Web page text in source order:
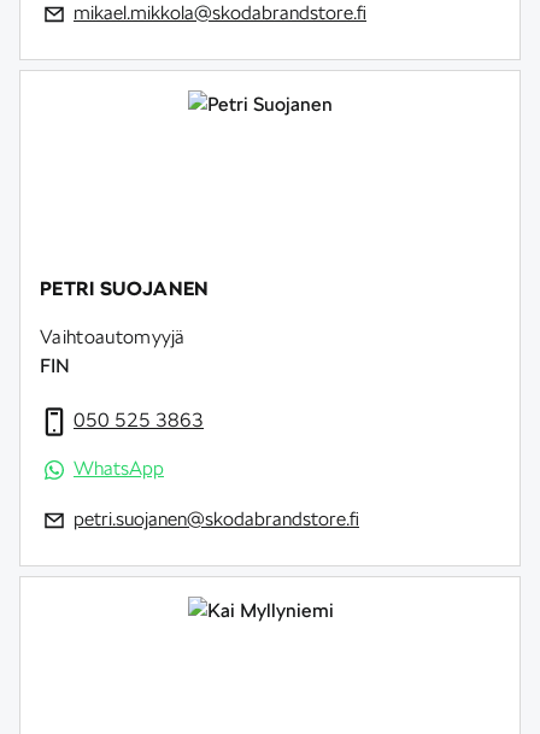
mikael.mikkola@skodabrandstore.fi
PETRI SUOJANEN
Vaihtoautomyyjä
FIN
050 525 3863
WhatsApp
petri.suojanen@skodabrandstore.fi